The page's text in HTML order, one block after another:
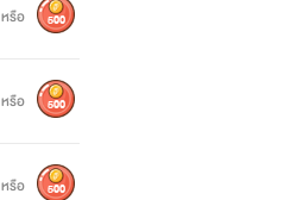
หรือ 500
หรือ 500
หรือ 500